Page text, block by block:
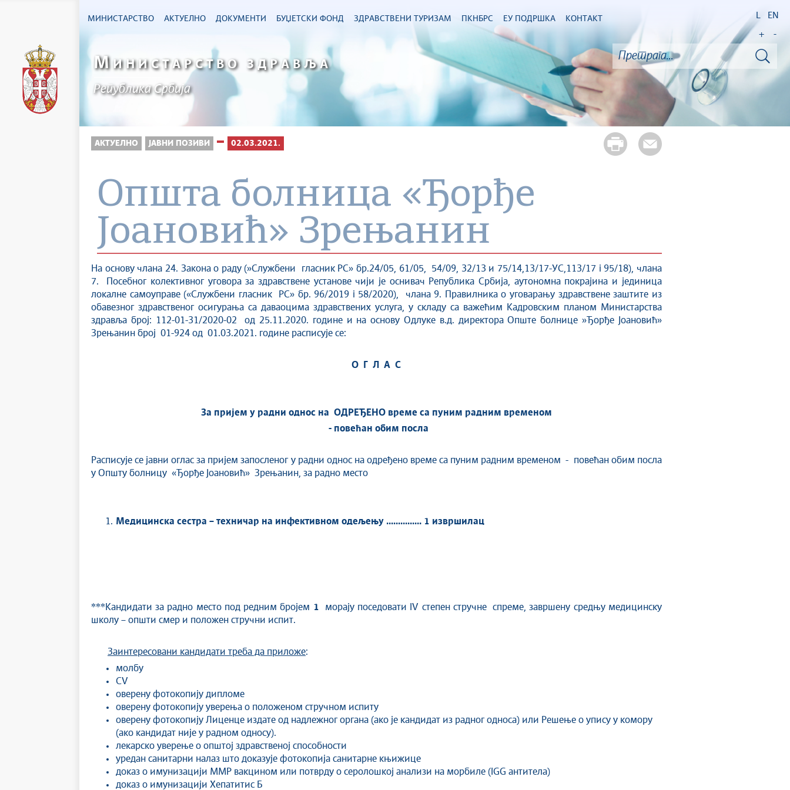
МИНИСТАРСТВО АКТУЕЛНО ДОКУМЕНТИ БУЏЕТСКИ ФОНД ЗДРАВСТВЕНИ ТУРИЗАМ ПКНБРС ЕУ ПОДРШКА КОНТАКТ L EN
+ -
М ИНИСТАРСТВО ЗДРАВЉА
Република Србија
АКТУЕЛНО ЈАВНИ ПОЗИВИ 02.03.2021.
Општа болница «Ђорђе
Јоановић» Зрењанин
На основу члана 24. Закона о раду (»Службени гласник РС» бр.24/05, 61/05, 54/09, 32/13 и 75/14,13/17-УС,113/17 i 95/18), члана
7. Посебног колективног уговора за здравствене установе чији је оснивач Република Србија, аутономна покрајина и јединица
локалне самоуправе («Службени гласник РС» бр. 96/2019 i 58/2020), члана 9. Правилника о уговарању здравствене заштите из
обавезног здравственог осигурања са даваоцима здравствених услуга, у складу са важећим Кадровским планом Министарства
здравља број: 112-01-31/2020-02 од 25.11.2020. године и на основу Одлуке в.д. директора Опште болнице »Ђорђе Јоановић»
Зрењанин број 01-924 од 01.03.2021. годинe расписује се:
О Л А С
За пријем у радни однос на ОДРЕЂЕНО време са пуним радним временом
- повећан обим посла
Расписује се јавни оглас за пријем запосленог у радни однос на одређено време са пуним радним временом - повећан обим посла
у Општу болницу «Ђорђе Јоановић» Зрењанин, за радно место
Медицинска сестра – техничар на инфективном одељењу ............... 1 извршилац
*** Кандидати за радно место под редним бројем 1 морају поседовати IV степен стручне спреме, завршену средњу медицинску
школу – општи смер и положен стручни испит.
Заинтересовани кандидати треба да приложе:
молбу
CV
оверену фотокопију дипломе
оверену фотокопију уверења о положеном стручном испиту
оверену фотокопију Лиценце издате од надлежног органа (ако је кандидат из радног односа) или Решење о упису у комору
(ако кандидат није у радном односу).
лекарско уверење о општој здравственој способности
уредан санитарни налаз што доказује фотокопија санитарне књижице
доказ о имунизацији ММР вакцином или потврду о серолошкој анализи на морбиле (IGG антитела)
доказ о имунизацији Хепатитис Б